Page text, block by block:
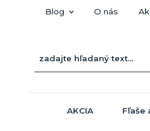
Blog O nás
AKCIA Fľaše